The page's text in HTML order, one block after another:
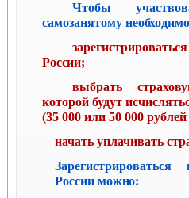
Чтобы
самозанятому
России;
выбрать
которой будут
(35 000 или 50 000 рублей
начать уплачивать
России можно: